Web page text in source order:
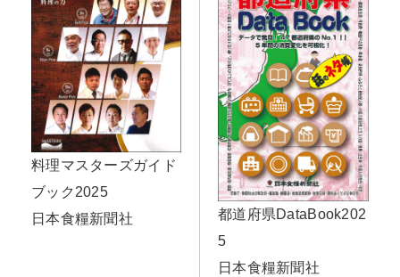
料理マスターズガイド
ブック2025
日本食糧新聞社
都道府県DataBook202
5
日本食糧新聞社